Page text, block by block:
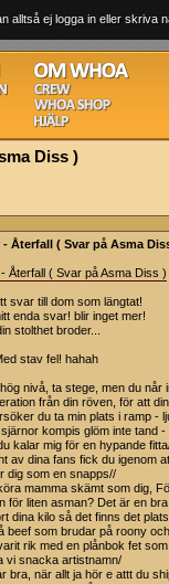
alltså ej logga in eller skriva
Diss )
- Återfall ( Svar på Asma
Återfall ( Svar på Asma Diss )
svar till dom som längtat!
enda svar! blir inget mer!
stolthet broder...
stav fel! hahah
nivå, ta stege, men du når
från din röven, för att
du ta min plats i ramp -
kompis glöm inte tand
kalar mig för en hypande
av dina fans fick du igenom
dig som en snapps//
mamma skämt som dig,
för liten asman? Det är en
dina kilo så det finns det
beef som brudar på roony
rik med en plånbok fet
vi snacka artistnamn/
bra, när allt ja hör e attt du